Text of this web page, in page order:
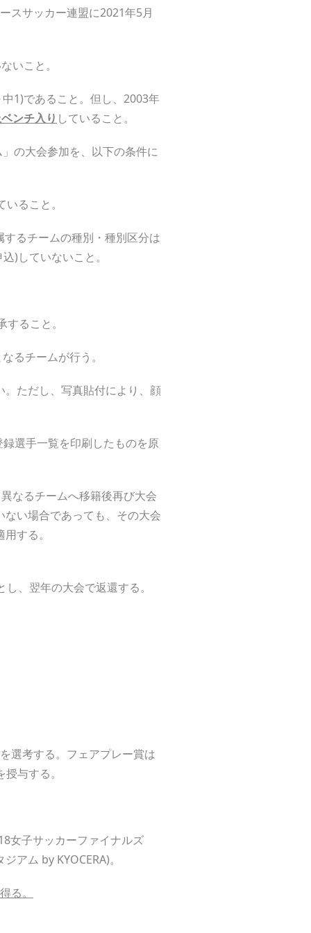
スサッカー連盟に2021年5月
いこと。
1)であること。但し、2003年
ンチ入り していること。
の大会参加を、以下の条件に
ること。
るチームの種別・種別区分は
)していないこと。
ること。
るチームが行う。
。ただし、写真貼付により、顔
選手一覧を印刷したものを原
なるチームへ移籍後再び大会
い場合であっても、その大会
する。
、翌年の大会で返還する。
選考する。フェアプレー賞は
与する。
女子サッカーファイナルズ
アム by KYOCERA)。
る。